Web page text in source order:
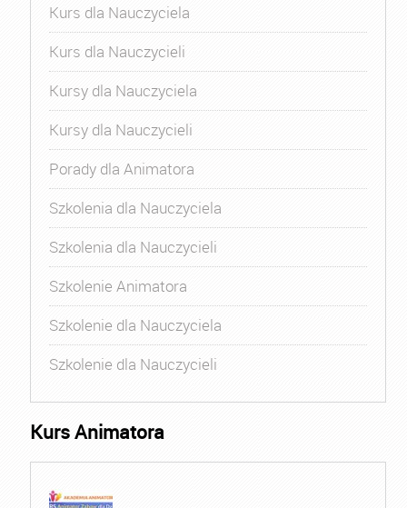
Kurs dla Nauczyciela
Kurs dla Nauczycieli
Kursy dla Nauczyciela
Kursy dla Nauczycieli
Porady dla Animatora
Szkolenia dla Nauczyciela
Szkolenia dla Nauczycieli
Szkolenie Animatora
Szkolenie dla Nauczyciela
Szkolenie dla Nauczycieli
Kurs Animatora